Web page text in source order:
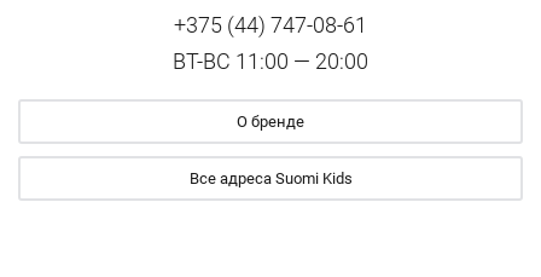
+375 (44) 747-08-61
ВТ-ВС 11:00 — 20:00
О бренде
Все адреса Suomi Kids